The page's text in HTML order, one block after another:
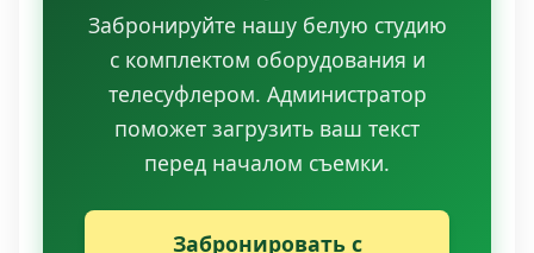
Забронируйте нашу белую студию
с комплектом оборудования и
телесуфлером. Администратор
поможет загрузить ваш текст
перед началом съемки.
Забронировать с